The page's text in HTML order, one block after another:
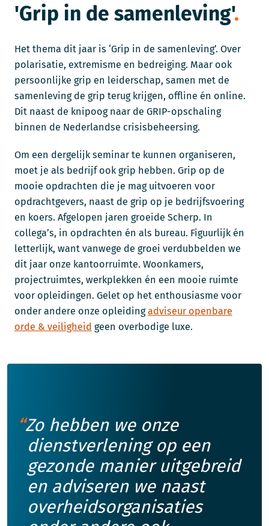
'Grip in de samenleving'
Het thema dit jaar is ‘Grip in de samenleving’. Over
polarisatie, extremisme en bedreiging. Maar ook
persoonlijke grip en leiderschap, samen met de
samenleving de grip terug krijgen, offline én online.
Dit naast de knipoog naar de GRIP-opschaling
binnen de Nederlandse crisisbeheersing.
Om een dergelijk seminar te kunnen organiseren,
moet je als bedrijf ook grip hebben. Grip op de
mooie opdrachten die je mag uitvoeren voor
opdrachtgevers, naast de grip op je bedrijfsvoering
en koers. Afgelopen jaren groeide Scherp. In
collega’s, in opdrachten én als bureau. Figuurlijk én
letterlijk, want vanwege de groei verdubbelden we
dit jaar onze kantoorruimte. Woonkamers,
projectruimtes, werkplekken én een mooie ruimte
voor opleidingen. Gelet op het enthousiasme voor
onder andere onze opleidingadviseur openbare
orde & veiligheid geen overbodige luxe.
Zo hebben we onze
dienstverlening op een
gezonde manier uitgebreid
en adviseren we naast
overheidsorganisaties